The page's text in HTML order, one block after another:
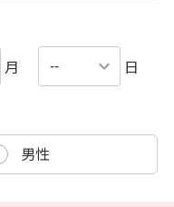
月 日
男性